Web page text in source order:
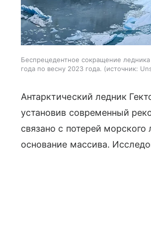
Беспрецедентное сокращение
года по весну 2023 года.
источник:
Антарктический ледник
установив современный
связано с потерей
основание массива.